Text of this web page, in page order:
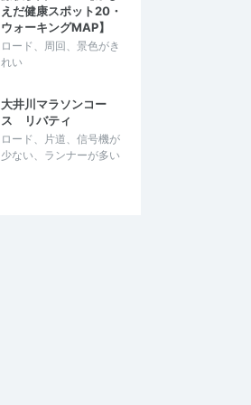
えだ健康スポット20・
ウォーキングMAP】
ロード、周回、景色がき
れい
大井川マラソンコー
ス リバティ
ロード、片道、信号機が
少ない、ランナーが多い